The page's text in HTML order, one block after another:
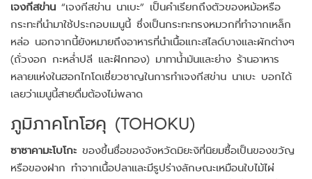
เจงกีสข่าน “เจงกีสข่าน นาเบะ” เป็นคำเรียกถึงตัวของหม้อหรือ
กระทะที่นำมาใช้ประกอบเมนูนี้ ซึ่งเป็นกระทะทรงหมวกที่ทำจากเหล็ก
หล่อ นอกจากนี้ยังหมายถึงอาหารที่นำเนื้อแกะสไลด์บางและผักต่างๆ
(ถั่วงอก กะหล่ำปลี และฝักทอง) มาทาน้ำมันและย่าง ร้านอาหาร
หลายแห่งในฮอกไกโดเชี่ยวชาญในการทำเจงกีสข่าน นาเบะ บอกได้
เลยว่าเมนูนี้สายดื่มต้องไม่พลาด
ภูมิภาคโทโฮคุ (TOHOKU)
ซาซาคามะโบโกะ ของขึ้นชื่อของจังหวัดมิยะงิที่นิยมซื้อเป็นของขวัญ
หรือของฝาก ทำจากเนื้อปลาและมีรูปร่างลักษณะเหมือนใบไม้ไผ่